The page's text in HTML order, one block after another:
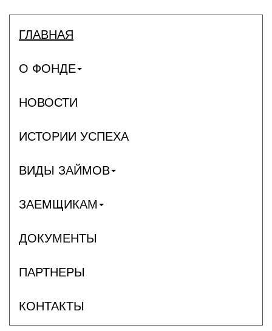
ГЛАВНАЯ
О ФОНДЕ
НОВОСТИ
ИСТОРИИ УСПЕХА
ВИДЫ ЗАЙМОВ
ЗАЕМЩИКАМ
ДОКУМЕНТЫ
ПАРТНЕРЫ
КОНТАКТЫ